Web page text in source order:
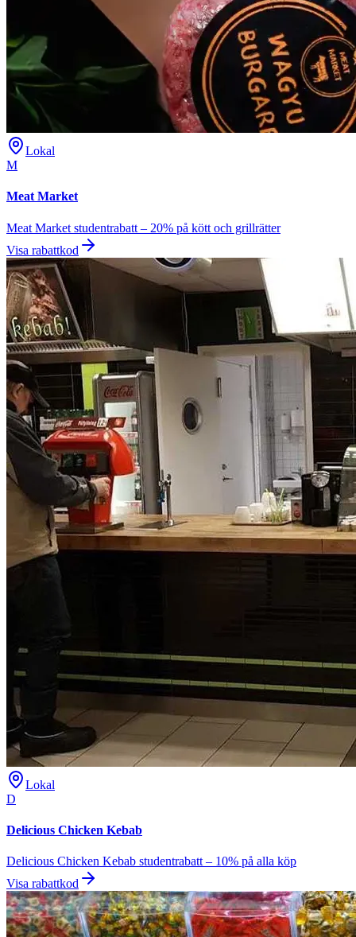
Lokal
M
Meat Market
Meat Market studentrabatt – 20% på kött och grillrätter
Visa rabattkod
Lokal
D
Delicious Chicken Kebab
Delicious Chicken Kebab studentrabatt – 10% på alla köp
Visa rabattkod